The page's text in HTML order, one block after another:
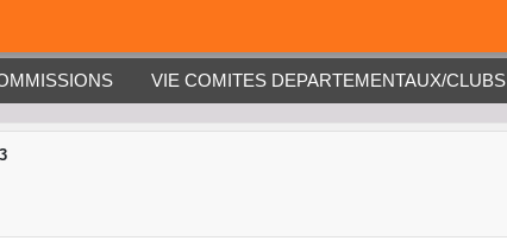
VIE COMITES DEPARTEMENTAUX/CLUBS